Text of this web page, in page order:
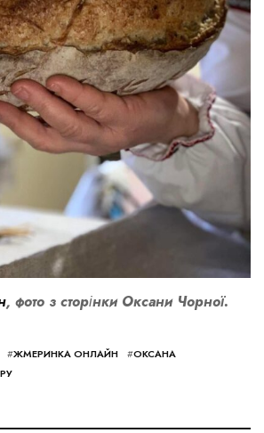
, фото з сторінки Оксани Чорної.
#ЖМЕРИНКА ОНЛАЙН #ОКСАНА